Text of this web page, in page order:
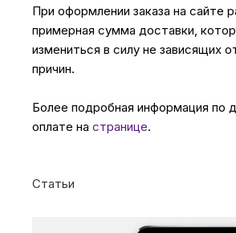
При оформлении заказа на сайте
примерная сумма доставки,
измениться в силу не зависящих
причин.
Более подробная информация по
оплате на странице.
Статьи